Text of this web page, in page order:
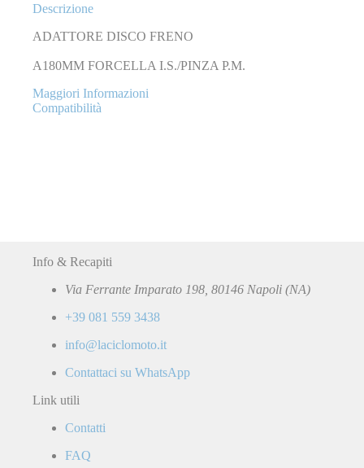
Descrizione
ADATTORE DISCO FRENO
A180MM FORCELLA I.S./PINZA P.M.
Maggiori Informazioni
Compatibilità
Info & Recapiti
Via Ferrante Imparato 198, 80146 Napoli (NA)
+39 081 559 3438
info@laciclomoto.it
Contattaci su WhatsApp
Link utili
Contatti
FAQ